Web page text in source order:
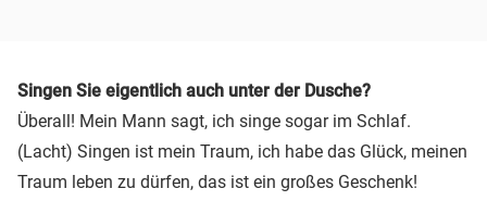
Singen Sie eigentlich auch unter der Dusche?
Überall! Mein Mann sagt, ich singe sogar im Schlaf.
(Lacht) Singen ist mein Traum, ich habe das Glück, meinen
Traum leben zu dürfen, das ist ein großes Geschenk!